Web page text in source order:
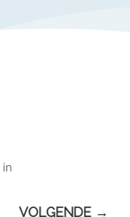
in
VOLGENDE →